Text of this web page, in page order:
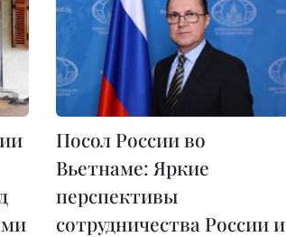
Посол России во
Вьетнаме: Яркие
перспективы
сотрудничества России и